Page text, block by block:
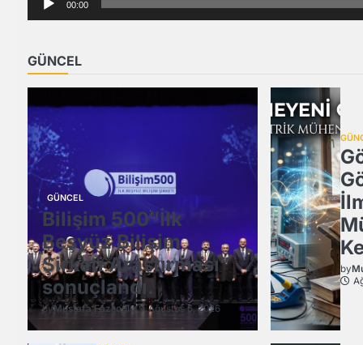
00:00
GÜNCEL
GÜNCEL
Bilişim 500″İlk
Beşyüz Bilişim
Şirketi Araştırması”
sonuçlandı.
byMustafa Fazlıoğlu Ağustos 6, 2026
by